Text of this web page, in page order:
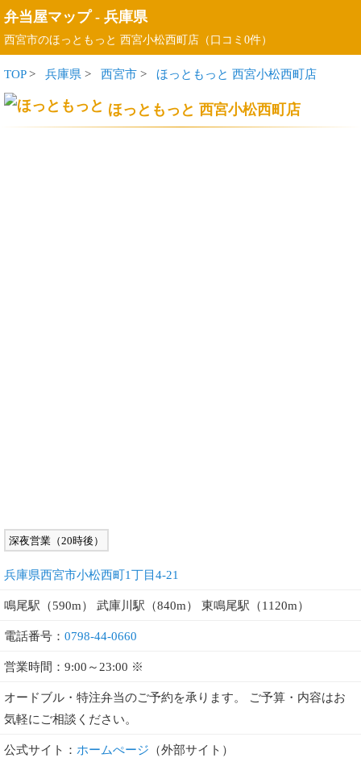
弁当屋マップ- 兵庫県
西宮市のほっともっと 西宮小松西町店（口コミ0件）
TOP> 兵庫県 > 西宮市 > ほっともっと 西宮小松西町店
ほっともっと 西宮小松西町店
深夜営業（20時後）
兵庫県西宮市小松西町1丁目4-21
鳴尾駅（590m） 武庫川駅（840m） 東鳴尾駅（1120m）
電話番号： 0798-44-0660
営業時間：9:00～23:00 ※
オードブル・特注弁当のご予約を承ります。 ご予算・内容はお
気軽にご相談ください。
公式サイト： ホームぺージ （外部サイト）